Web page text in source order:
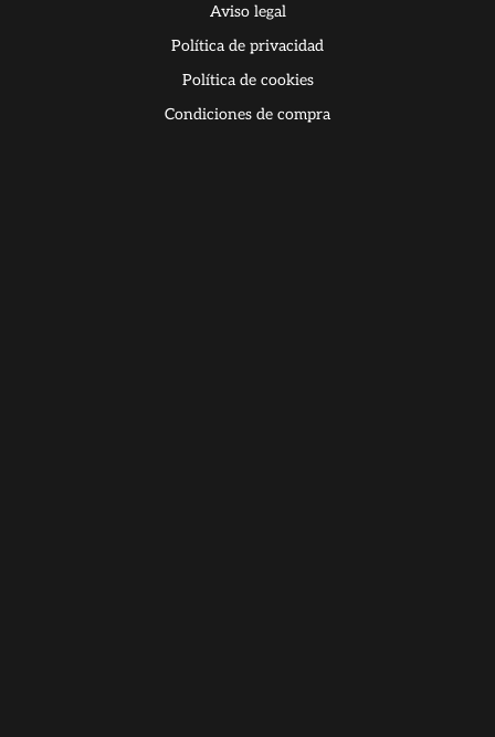
Aviso legal
Política de privacidad
Política de cookies
Condiciones de compra